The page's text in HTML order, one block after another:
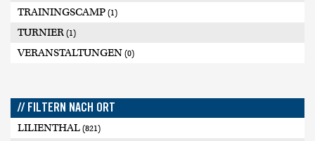
TRAININGSCAMP (1)
TURNIER (1)
VERANSTALTUNGEN (0)
// FILTERN NACH ORT
LILIENTHAL (821)